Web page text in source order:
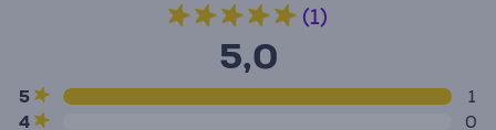
(1)
5,0
5
1
4
0